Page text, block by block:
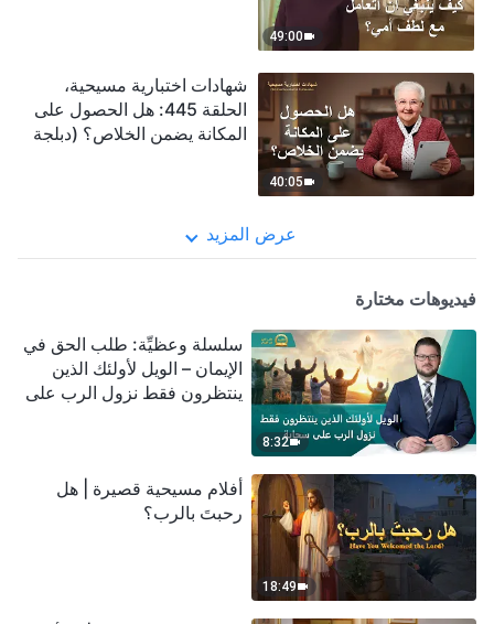
49:00
40:05
شهادات اختبارية مسيحية،
الحلقة 445: هل الحصول على
المكانة يضمن الخلاص؟ (دبلجة
عرض المزيد
فيديوهات مختارة
8:32
سلسلة وعظيِّة: طلب الحق في
الإيمان – الويل لأولئك الذين
ينتظرون فقط نزول الرب على
18:49
أفلام مسيحية قصيرة | هل
رحبتَ بالرب؟